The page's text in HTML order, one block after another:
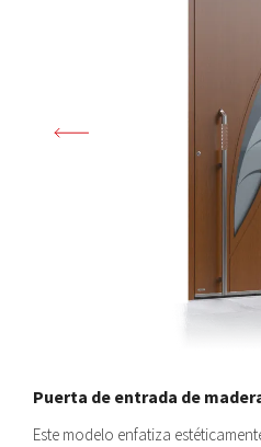
Puerta de entrada de
Este modelo enfatiza